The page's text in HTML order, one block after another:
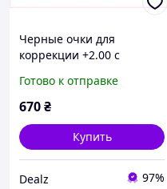
Черные очки для
коррекции +2.00 с
Готово к отправке
670₴
Купить
Dealz 97%